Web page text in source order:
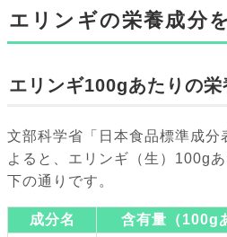
エリンギの栄養成分
エリンギ100gあたりの栄
文部科学省「日本食品標準成分
よると、エリンギ（生）100g
下の通りです。
成分名
含有量（100g